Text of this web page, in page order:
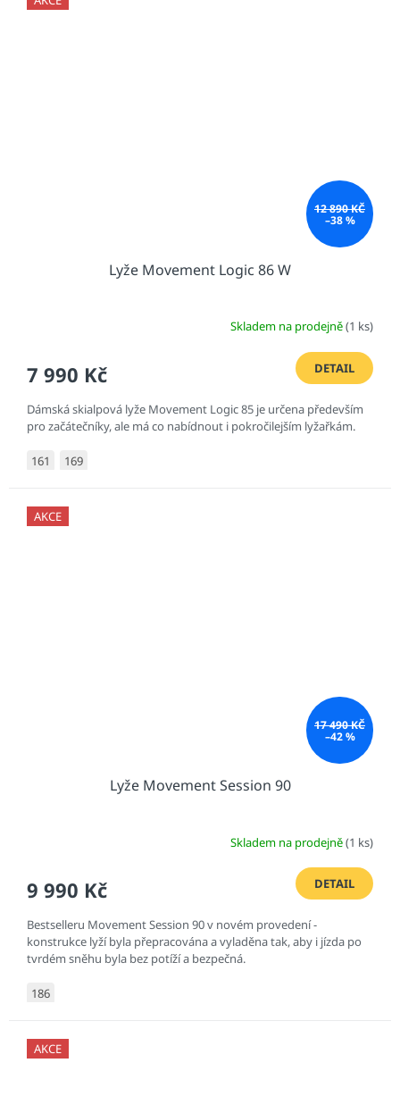
12 890 KČ
–38 %
Lyže Movement Logic 86 W
Skladem na prodejně(1 ks)
7 990 Kč DETAIL
Dámská skialpová lyže Movement Logic 85 je určena především
pro začátečníky, ale má co nabídnout i pokročilejším lyžařkám.
161 169
AKCE
17 490 KČ
–42 %
Lyže Movement Session 90
Skladem na prodejně(1 ks)
9 990 Kč DETAIL
Bestselleru Movement Session 90 v novém provedení -
konstrukce lyží byla přepracována a vyladěna tak, aby i jízda po
tvrdém sněhu byla bez potíží a bezpečná.
186
AKCE